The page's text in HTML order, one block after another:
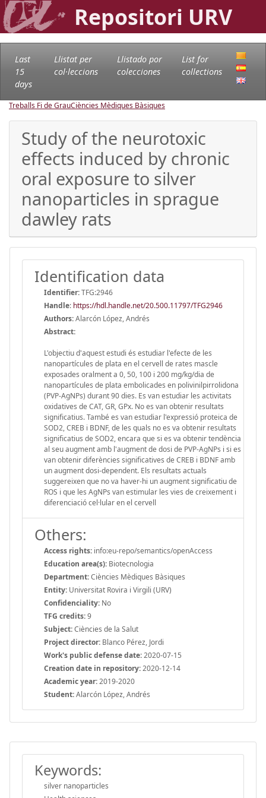
Repositori URV
Last
15
days
Llistat per
col·leccions
Llistado por
colecciones
List for
collections
Treballs Fi de GrauCiències Mèdiques Bàsiques
Study of the neurotoxic
effects induced by chronic
oral exposure to silver
nanoparticles in sprague
dawley rats
Identification data
Identifier:TFG:2946
Handle: https://hdl.handle.net/20.500.11797/TFG2946
Authors:Alarcón López, Andrés
Abstract:
L'objectiu d'aquest estudi és estudiar l'efecte de les
nanopartícules de plata en el cervell de rates mascle
exposades oralment a 0, 50, 100 i 200 mg/kg/dia de
nanopartícules de plata embolicades en polivinilpirrolidona
(PVP-AgNPs) durant 90 dies. Es van estudiar les activitats
oxidatives de CAT, GR, GPx. No es van obtenir resultats
significatius. També es van estudiar l'expressió proteica de
SOD2, CREB i BDNF, de les quals no es va obtenir resultats
significatius de SOD2, encara que si es va obtenir tendència
al seu augment amb l'augment de dosi de PVP-AgNPs i si es
van obtenir diferències significatives de CREB i BDNF amb
un augment dosi-dependent. Els resultats actuals
suggereixen que no va haver-hi un augment significatiu de
ROS i que les AgNPs van estimular les vies de creixement i
diferenciació cel·lular en el cervell
Others:
Access rights: info:eu-repo/semantics/openAccess
Education area(s): Biotecnologia
Department:Ciències Mèdiques Bàsiques
Entity: Universitat Rovira i Virgili (URV)
Confidenciality: No
TFG credits:9
Subject:Ciències de la Salut
Project director: Blanco Pérez, Jordi
Work's public defense date:2020-07-15
Creation date in repository:2020-12-14
Academic year:2019-2020
Student:Alarcón López, Andrés
Keywords:
silver nanoparticles